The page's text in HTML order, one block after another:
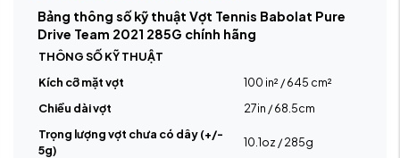
Bảng thông số kỹ thuật Vợt Tennis Babolat Pure
Drive Team 2021 285G chính hãng
THÔNG SỐ KỸ THUẬT
Kích cỡ mặt vợt
100 in² / 645 cm²
Chiều dài vợt
27in / 68.5cm
Trọng lượng vợt chưa có dây (+/-
5g)
10.1oz / 285g